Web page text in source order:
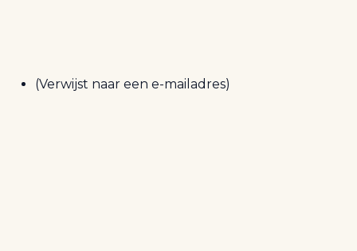
(Verwijst naar een e-mailadres)